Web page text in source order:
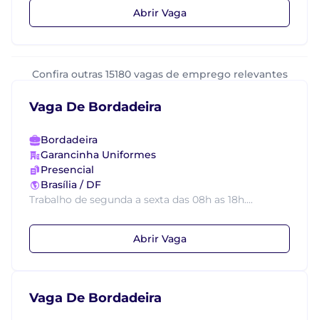
Abrir Vaga
Confira outras 15180 vagas de emprego relevantes
Vaga De Bordadeira
Bordadeira
Garancinha Uniformes
Presencial
Brasília / DF
Trabalho de segunda a sexta das 08h as 18h....
Abrir Vaga
Vaga De Bordadeira